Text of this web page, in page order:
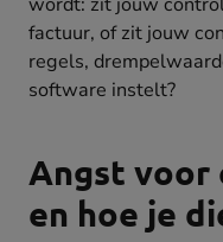
factuur, of zit jouw
regels,
software instelt?
Angst voor
en hoe je